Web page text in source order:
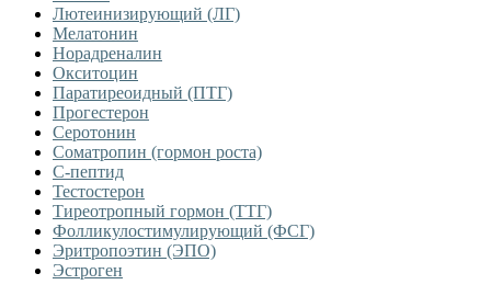
Лютеинизирующий (ЛГ)
Мелатонин
Норадреналин
Окситоцин
Паратиреоидный (ПТГ)
Прогестерон
Серотонин
Соматропин (гормон роста)
С-пептид
Тестостерон
Тиреотропный гормон (ТТГ)
Фолликулостимулирующий (ФСГ)
Эритропоэтин (ЭПО)
Эстроген